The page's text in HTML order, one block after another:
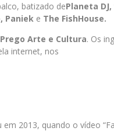
batizado dePlaneta DJ,
Paniek e The FishHouse.
Arte e Cultura. Os
internet, nos
2013, quando o vídeo